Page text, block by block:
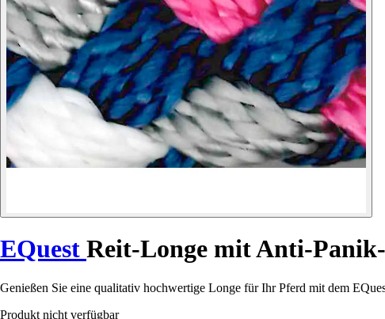
EQuest Reit-Longe mit Anti-
Genießen Sie eine qualitativ hochwertige Longe für Ihr Pferd mit dem
Produkt nicht verfügbar